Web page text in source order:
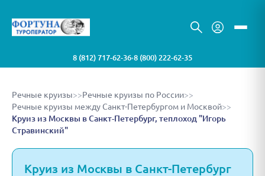
8 (812) 717-62-36•8 (800) 222-62-35
Речные круизы>>Речные круизы по России>>
Речные круизы между Санкт-Петербургом и Москвой>>
Круиз из Москвы в Санкт-Петербург, теплоход "Игорь
Стравинский"
Круиз из Москвы в Санкт-Петербург